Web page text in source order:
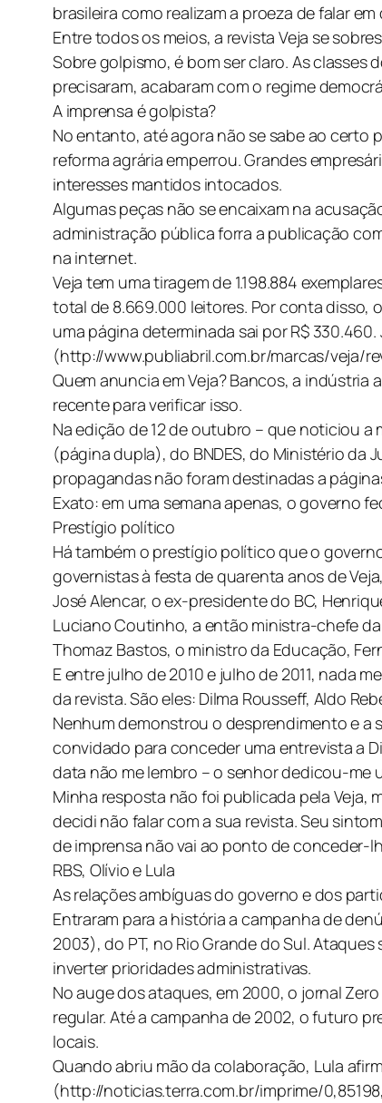
brasileira como realizam a proeza de falar
Entre todos os meios, a revista Veja se
Sobre golpismo, é bom ser claro. As classes
precisaram, acabaram com o regime
A imprensa é golpista?
No entanto, até agora não se sabe ao certo
reforma agrária emperrou. Grandes
interesses mantidos intocados.
Algumas peças não se encaixam na
administração pública forra a publicação
na internet.
Veja tem uma tiragem de 1.198.884
total de 8.669.000 leitores. Por conta disso,
uma página determinada sai por R$
(http://www.publiabril.com.br/marcas/veja/
Quem anuncia em Veja? Bancos, a
recente para verificar isso.
Na edição de 12 de outubro – que noticiou
(página dupla), do BNDES, do Ministério da
propagandas não foram destinadas a
Exato: em uma semana apenas, o governo
Prestígio político
Há também o prestígio político que o
governistas à festa de quarenta anos de
José Alencar, o ex-presidente do BC,
Luciano Coutinho, a então ministra-chefe
Thomaz Bastos, o ministro da Educação,
E entre julho de 2010 e julho de 2011, nada
da revista. São eles: Dilma Rousseff, Aldo
Nenhum demonstrou o desprendimento e a
convidado para conceder uma entrevista a
data não me lembro – o senhor dedicou-me
Minha resposta não foi publicada pela Veja,
decidi não falar com a sua revista. Seu
de imprensa não vai ao ponto de conceder-
RBS, Olívio e Lula
As relações ambíguas do governo e dos
Entraram para a história a campanha de
2003), do PT, no Rio Grande do Sul.
inverter prioridades administrativas.
No auge dos ataques, em 2000, o jornal
regular. Até a campanha de 2002, o futuro
locais.
Quando abriu mão da colaboração, Lula
(http://noticias.terra.com.br/imprime/